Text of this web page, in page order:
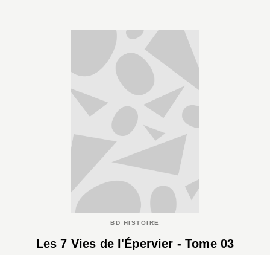
BD HISTOIRE
Les 7 Vies de l'Épervier - Tome 03